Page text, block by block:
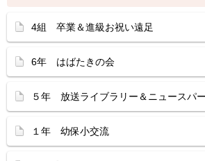
4組 卒業＆進級お祝い遠足
6年 はばたきの会
５年 放送ライブラリー＆ニュースパ
１年 幼保小交流